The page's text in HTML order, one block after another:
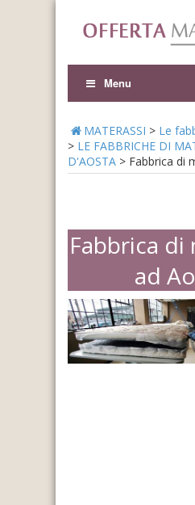
Menu
MATERASSI > Le
> LE FABBRICHE DI
D'AOSTA > Fabbrica di
Fabbrica di
ad